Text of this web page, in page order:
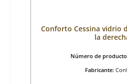
Conforto Cessina vidrio
la
Número de
Fabricante: